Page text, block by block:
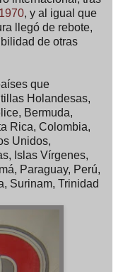
, y al igual que
llegó de rebote,
de otras
que
Holandesas,
Bermuda,
Rica, Colombia,
Unidos,
Islas Vírgenes,
Paraguay, Perú,
Surinam, Trinidad